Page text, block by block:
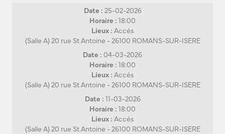
Date : 25-02-2026
Horaire : 18:00
Lieux : Accés
(Salle A) 20 rue St Antoine - 26100 ROMANS-SUR-ISERE
Date : 04-03-2026
Horaire : 18:00
Lieux : Accés
(Salle A) 20 rue St Antoine - 26100 ROMANS-SUR-ISERE
Date : 11-03-2026
Horaire : 18:00
Lieux : Accés
(Salle A) 20 rue St Antoine - 26100 ROMANS-SUR-ISERE